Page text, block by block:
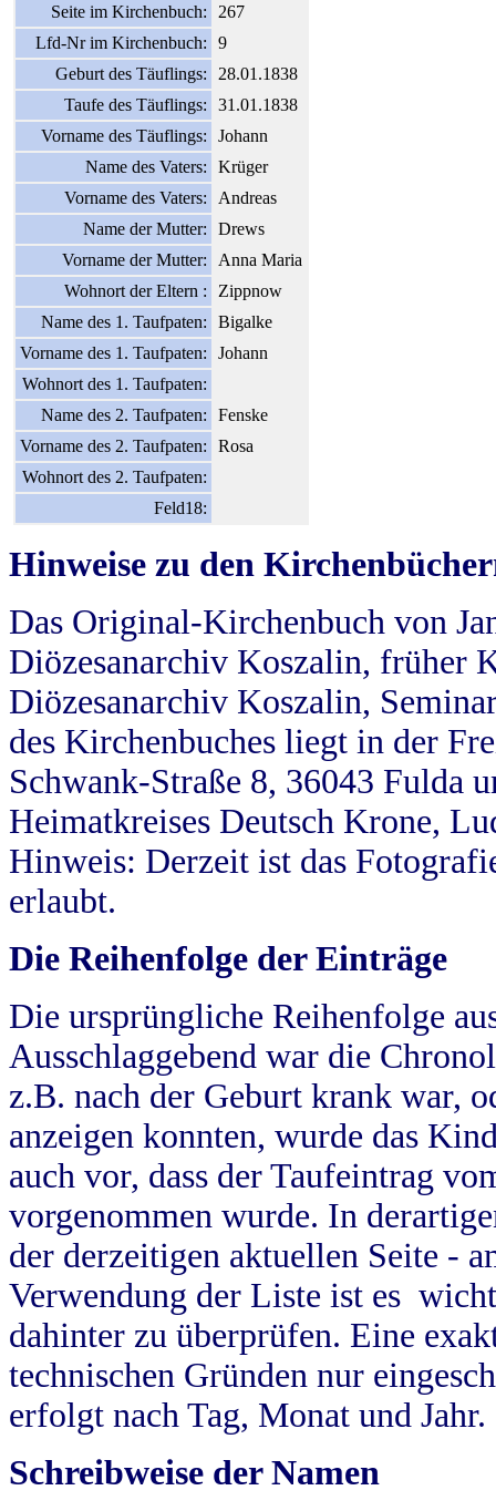
Seite im Kirchenbuch:
267
Lfd-Nr im Kirchenbuch:
9
Geburt des Täuflings:
28.01.1838
Taufe des Täuflings:
31.01.1838
Vorname des Täuflings:
Johann
Name des Vaters:
Krüger
Vorname des Vaters:
Andreas
Name der Mutter:
Drews
Vorname der Mutter:
Anna Maria
Wohnort der Eltern :
Zippnow
Name des 1. Taufpaten:
Bigalke
Vorname des 1. Taufpaten:
Johann
Wohnort des 1. Taufpaten:
Name des 2. Taufpaten:
Fenske
Vorname des 2. Taufpaten:
Rosa
Wohnort des 2. Taufpaten:
Feld18:
Hinweise zu den
Das Original-Kirchenbuch von
Diözesanarchiv Koszalin, früher
Diözesanarchiv Koszalin,
des Kirchenbuches liegt in der
Schwank-Straße 8, 36043 Fulda
Heimatkreises Deutsch Krone,
Hinweis: Derzeit ist das
erlaubt.
Die Reihenfolge der Einträge
Die ursprüngliche Reihenfolge
Ausschlaggebend war die
z.B. nach der Geburt krank war,
anzeigen konnten, wurde das
auch vor, dass der Taufeintrag
vorgenommen wurde. In
der derzeitigen aktuellen Seite -
Verwendung der Liste ist es
dahinter zu überprüfen. Eine
technischen Gründen nur
erfolgt nach Tag, Monat und Jahr.
Schreibweise der Namen